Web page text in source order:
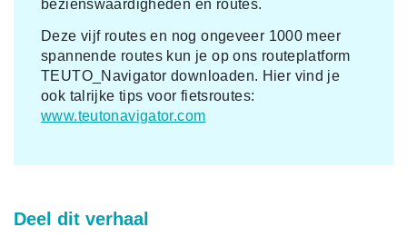
bezienswaardigheden en routes.
Deze vijf routes en nog ongeveer 1000 meer
spannende routes kun je op ons routeplatform
TEUTO_Navigator downloaden. Hier vind je
ook talrijke tips voor fietsroutes:
www.teutonavigator.com
Deel dit verhaal